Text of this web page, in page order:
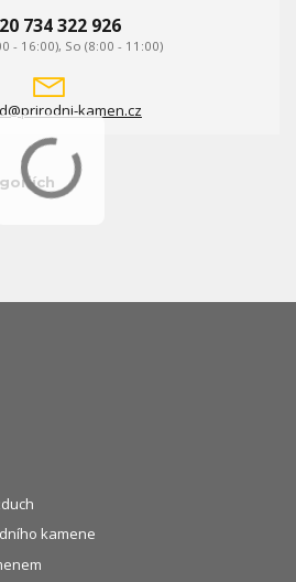
734 322 926
- 16:00), So (8:00 - 11:00)
kamen.cz
kamene